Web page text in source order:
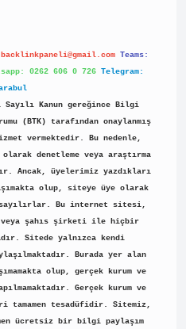
backlinkpaneli@gmail.com Teams:
0262 606 0 726 Telegram:
Sayılı Kanun gereğince Bilgi
(BTK) tarafından onaylanmış
vermektedir. Bu nedenle,
denetleme veya araştırma
Ancak, üyelerimiz yazdıkları
olup, siteye üye olarak
sayılırlar. Bu internet sitesi,
veya şahıs şirketi ile hiçbir
Sitede yalnızca kendi
Burada yer alan
olup, gerçek kurum ve
Gerçek kurum ve
tesadüfidir. Sitemiz,
ücretsiz bir bilgi paylaşım